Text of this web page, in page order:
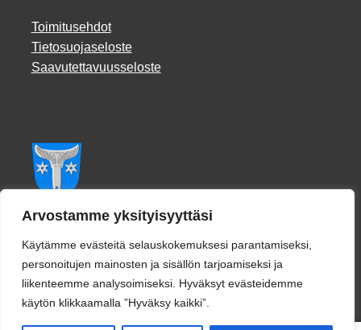
Arvostamme yksityisyyttäsi
Käytämme evästeitä selauskokemuksesi parantamiseksi,
personoitujen mainosten ja sisällön tarjoamiseksi ja
liikenteemme analysoimiseksi. Hyväksyt evästeidemme
käytön klikkaamalla ”Hyväksy kaikki”.
Toimitusehdot
Tietosuojaseloste
Saavutettavuusseloste
Facebook